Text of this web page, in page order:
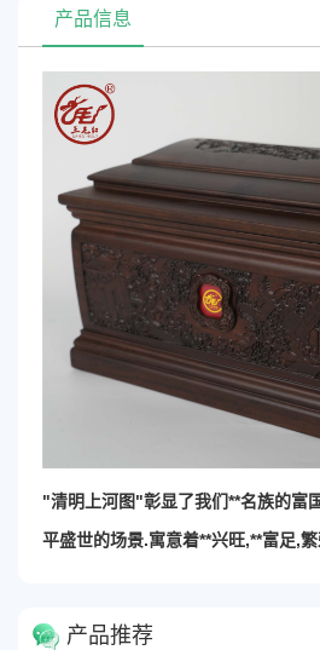
产品信息
"清明上河图"彰显了我们**名族的富
平盛世的场景.寓意着**兴旺,**富足,
产品推荐